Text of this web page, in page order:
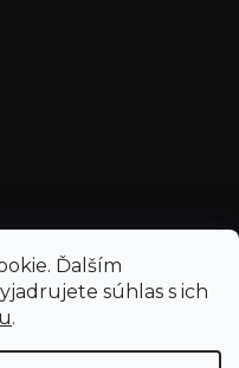
Ďalším
súhlas s ich
.
J.E.. Všetky práva